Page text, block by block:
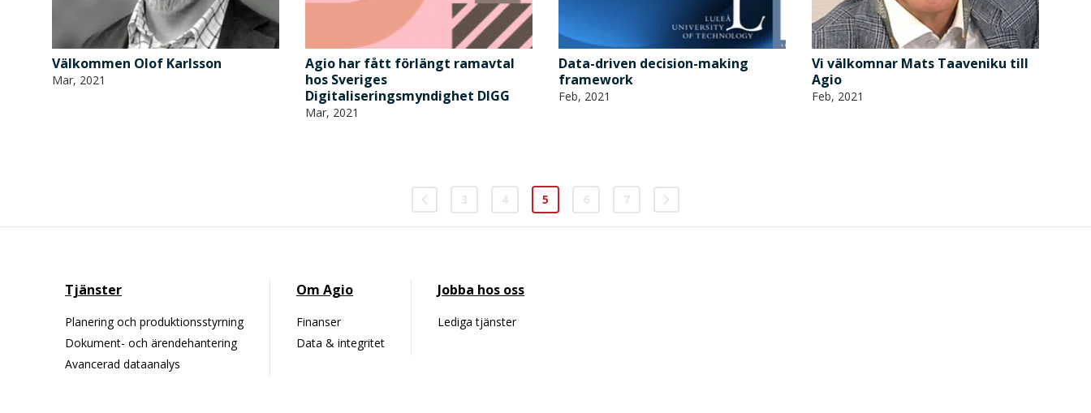
Välkommen Olof Karlsson
Mar, 2021
Agio har fått förlängt ramavtal
hos Sveriges
Digitaliseringsmyndighet DIGG
Mar, 2021
Data-driven decision-making
framework
Feb, 2021
Vi välkomnar Mats Taaveniku till
Agio
Feb, 2021
3 4 5 6 7
Tjänster
Planering och produktionsstyrning
Dokument- och ärendehantering
Avancerad dataanalys
Om Agio
Finanser
Data & integritet
Jobba hos oss
Lediga tjänster